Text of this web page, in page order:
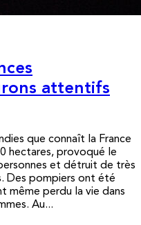
attentifs
que connaît la France
hectares, provoqué le
et détruit de très
Des pompiers ont été
même perdu la vie dans
Au...